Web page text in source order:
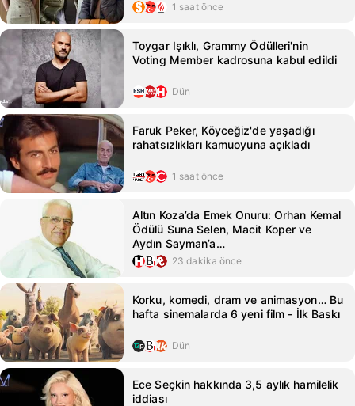
1 saat önce
Toygar Işıklı, Grammy Ödülleri'nin
Voting Member kadrosuna kabul edildi
Dün
Faruk Peker, Köyceğiz'de yaşadığı
rahatsızlıkları kamuoyuna açıkladı
1 saat önce
Altın Koza’da Emek Onuru: Orhan Kemal
Ödülü Suna Selen, Macit Koper ve
Aydın Sayman’a…
23 dakika önce
Korku, komedi, dram ve animasyon… Bu
hafta sinemalarda 6 yeni film - İlk Baskı
Dün
Ece Seçkin hakkında 3,5 aylık hamilelik
iddiası